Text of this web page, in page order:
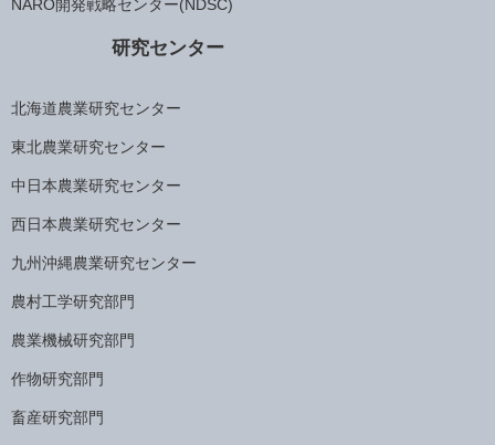
NARO開発戦略センター(NDSC)
研究センター
北海道農業研究センター
東北農業研究センター
中日本農業研究センター
西日本農業研究センター
九州沖縄農業研究センター
農村工学研究部門
農業機械研究部門
作物研究部門
畜産研究部門